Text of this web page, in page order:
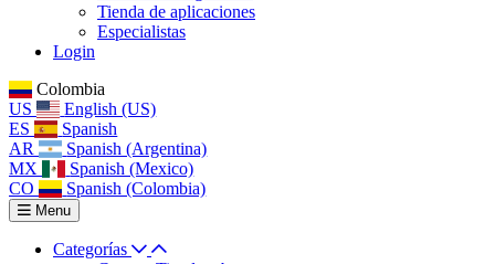
Tienda de aplicaciones
Especialistas
Login
Colombia
US
English (US)
ES
Spanish
AR
Spanish (Argentina)
MX
Spanish (Mexico)
CO
Spanish (Colombia)
Menu
Categorías